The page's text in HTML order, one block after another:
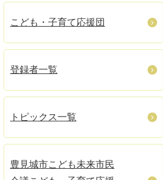
こども・子育て応援団
登録者一覧
トピックス一覧
豊見城市こども未来市民